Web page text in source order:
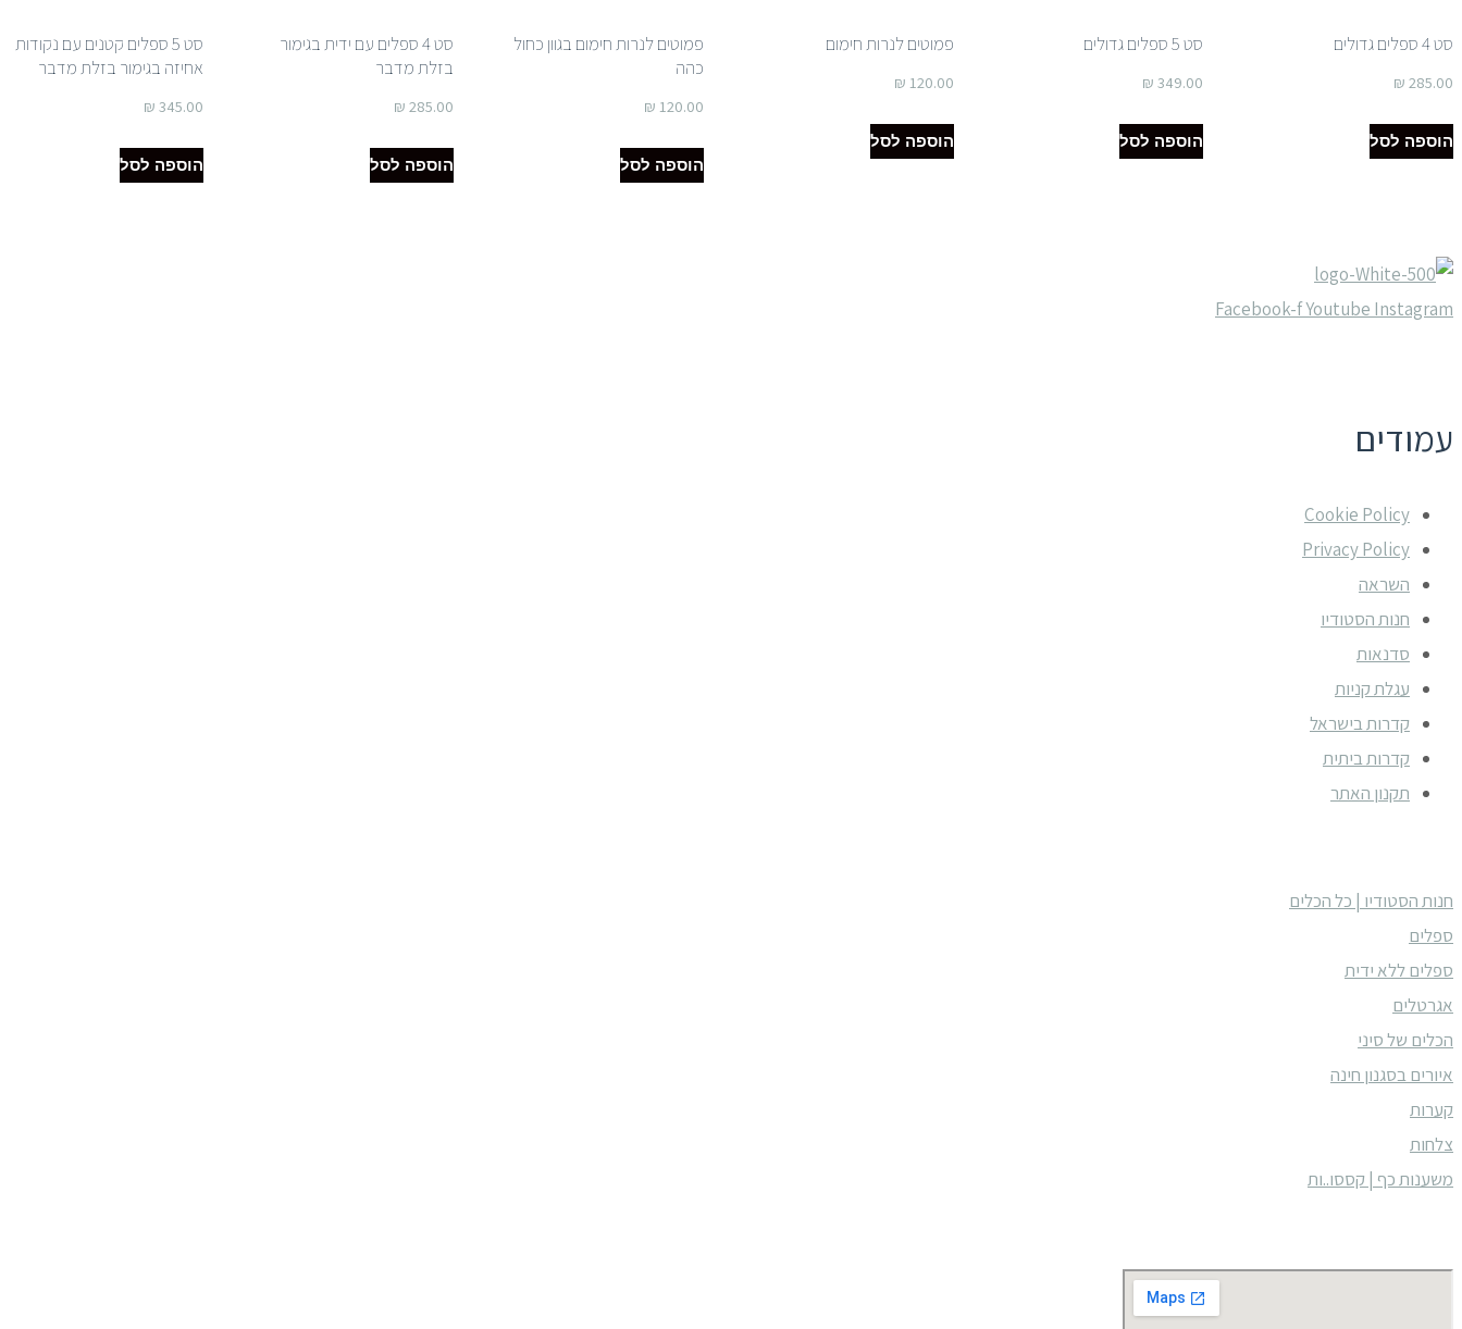
סט 4 ספלים גדולים
₪ 285.00
הוספה לסל
סט 5 ספלים גדולים
₪ 349.00
הוספה לסל
פמוטים לנרות חימום
₪ 120.00
הוספה לסל
פמוטים לנרות חימום בגוון כחול
כהה
₪ 120.00
הוספה לסל
סט 4 ספלים עם ידית בגימור
בזלת מדבר
₪ 285.00
הוספה לסל
סט 5 ספלים קטנים עם נקודות
אחיזה בגימור בזלת מדבר
₪ 345.00
הוספה לסל
Facebook-fYoutube Instagram
עמודים
Cookie Policy
Privacy Policy
השראה
חנות הסטודיו
סדנאות
עגלת קניות
קדרות בישראל
קדרות ביתית
תקנון האתר
חנות הסטודיו | כל הכלים
ספלים
ספלים ללא ידית
אגרטלים
הכלים של סיני
איורים בסגנון חינה
קערות
צלחות
משענות כף | קססו..ות